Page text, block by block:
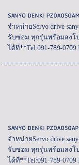
SANYO DENKI
จำหน่ายServo drive
รับซ่อม ทุกรุ่นพร้อมลง
ได้ที่**Tel:091-789-0709
SANYO DENKI
จำหน่ายServo drive
รับซ่อม ทุกรุ่นพร้อมลง
ได้ที่**Tel:091-789-0709